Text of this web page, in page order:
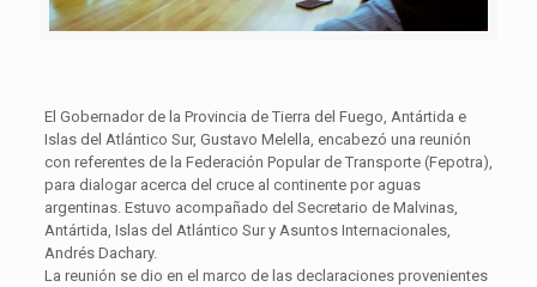
El Gobernador de la Provincia de Tierra del Fuego, Antártida e
Islas del Atlántico Sur, Gustavo Melella, encabezó una reunión
con referentes de la Federación Popular de Transporte (Fepotra),
para dialogar acerca del cruce al continente por aguas
argentinas. Estuvo acompañado del Secretario de Malvinas,
Antártida, Islas del Atlántico Sur y Asuntos Internacionales,
Andrés Dachary.
La reunión se dio en el marco de las declaraciones provenientes